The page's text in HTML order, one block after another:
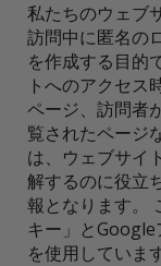
私たちのウェブ
訪問中に匿名の
を作成する目的
トへのアクセス
ページ、訪問者
覧されたページ
は、ウェブサイ
解するのに役立
報となります。
キー」と
を使用しています